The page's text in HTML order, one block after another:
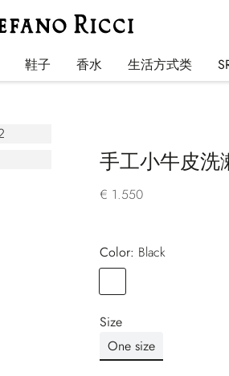
鞋子 香水 生活方式类
手工小牛皮洗
€ 1.550
Color:
black
Size
One size